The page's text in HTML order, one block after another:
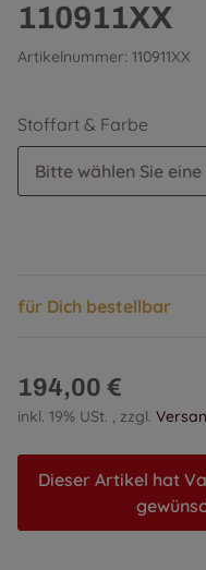
110911XX
Artikelnummer: 110911XX
Stoffart & Farbe
Bitte wählen Sie
für Dich bestellbar
194,00 €
inkl. 19% USt. , zzgl.
Dieser Artikel hat